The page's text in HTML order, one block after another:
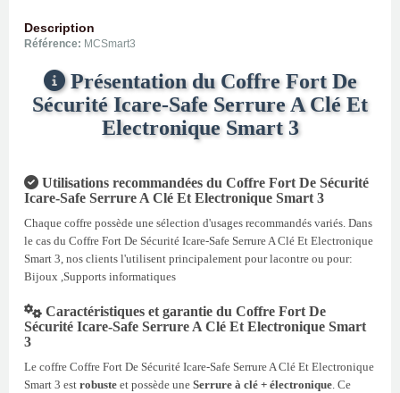
Description
Référence: MCSmart3
Présentation du Coffre Fort De
Sécurité Icare-Safe Serrure A Clé Et
Electronique Smart 3
Utilisations recommandées du Coffre Fort De Sécurité
Icare-Safe Serrure A Clé Et Electronique Smart 3
Chaque coffre possède une sélection d'usages recommandés variés. Dans
le cas du Coffre Fort De Sécurité Icare-Safe Serrure A Clé Et Electronique
Smart 3, nos clients l'utilisent principalement pour lacontre ou pour:
Bijoux ,Supports informatiques
Caractéristiques et garantie du Coffre Fort De
Sécurité Icare-Safe Serrure A Clé Et Electronique Smart
3
Le coffre Coffre Fort De Sécurité Icare-Safe Serrure A Clé Et Electronique
Smart 3 est robuste et possède une Serrure à clé + électronique. Ce